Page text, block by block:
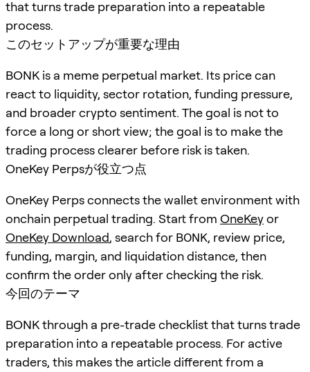
that turns trade preparation into a repeatable
process.
このセットアップが重要な理由
BONK is a meme perpetual market. Its price can
react to liquidity, sector rotation, funding pressure,
and broader crypto sentiment. The goal is not to
force a long or short view; the goal is to make the
trading process clearer before risk is taken.
OneKey Perpsが役立つ点
OneKey Perps connects the wallet environment with
onchain perpetual trading. Start from OneKeyor
OneKey Download, search for BONK, review price,
funding, margin, and liquidation distance, then
confirm the order only after checking the risk.
今回のテーマ
BONK through a pre-trade checklist that turns trade
preparation into a repeatable process. For active
traders, this makes the article different from a